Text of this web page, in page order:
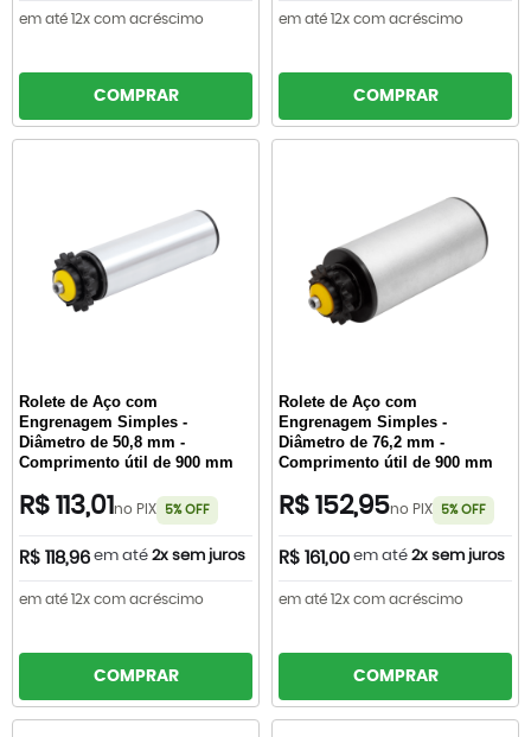
em até 12x com acréscimo
COMPRAR
em até 12x com acréscimo
COMPRAR
Rolete de Aço com
Engrenagem Simples -
Diâmetro de 50,8 mm -
Comprimento útil de 900 mm
R$ 113,01 no PIX 5% OFF
R$ 118,96 em até 2x sem juros
em até 12x com acréscimo
COMPRAR
Rolete de Aço com
Engrenagem Simples -
Diâmetro de 76,2 mm -
Comprimento útil de 900 mm
R$ 152,95no PIX 5% OFF
R$ 161,00 em até 2x sem juros
em até 12x com acréscimo
COMPRAR